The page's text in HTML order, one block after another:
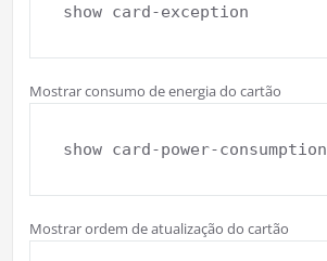
show card-exception
Mostrar consumo de energia do cartão
show card-power-consumption
Mostrar ordem de atualização do cartão